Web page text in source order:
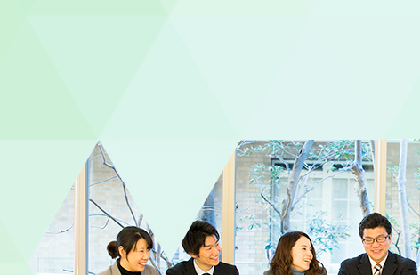
平成30年11月19日 国家公務員採用総